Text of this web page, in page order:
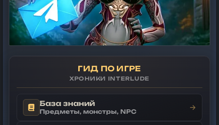
ГИД ПО ИГРЕ
ХРОНИКИ INTERLUDE
База знаний
Предметы, монстры, NPC →